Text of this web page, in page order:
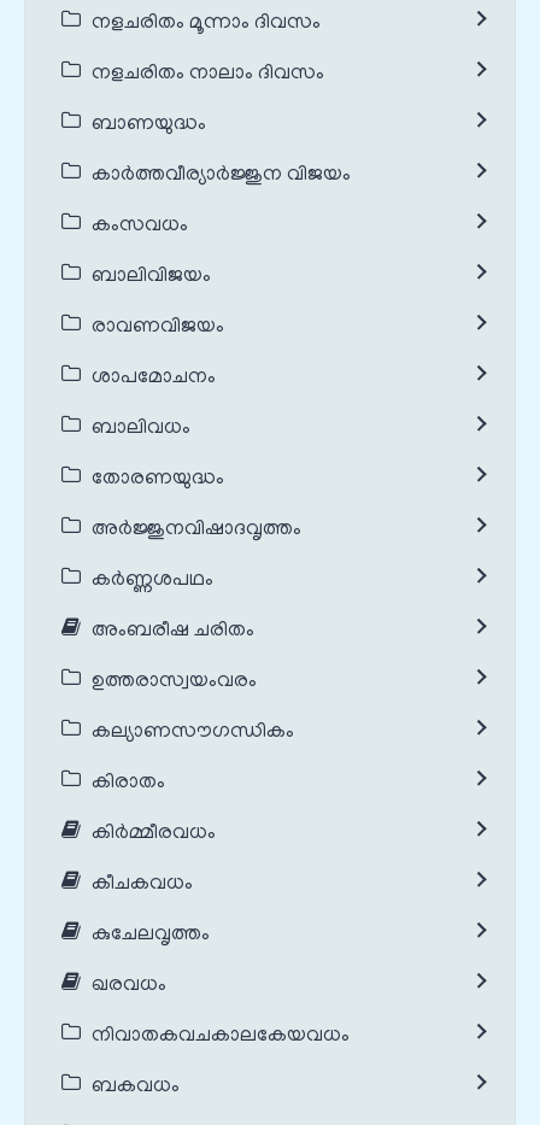
നളചരിതം മൂന്നാം ദിവസം
നളചരിതം നാലാം ദിവസം
ബാണയുദ്ധം
കാർത്തവീര്യാർജ്ജുന വിജയം
കംസവധം
ബാലിവിജയം
രാവണവിജയം
ശാപമോചനം
ബാലിവധം
തോരണയുദ്ധം
അർജ്ജുനവിഷാദവൃത്തം
കർണ്ണശപഥം
അംബരീഷ ചരിതം
ഉത്തരാസ്വയംവരം
കല്യാണസൗഗന്ധികം
കിരാതം
കിർമ്മീരവധം
കീചകവധം
കുചേലവൃത്തം
ഖരവധം
നിവാതകവചകാലകേയവധം
ബകവധം